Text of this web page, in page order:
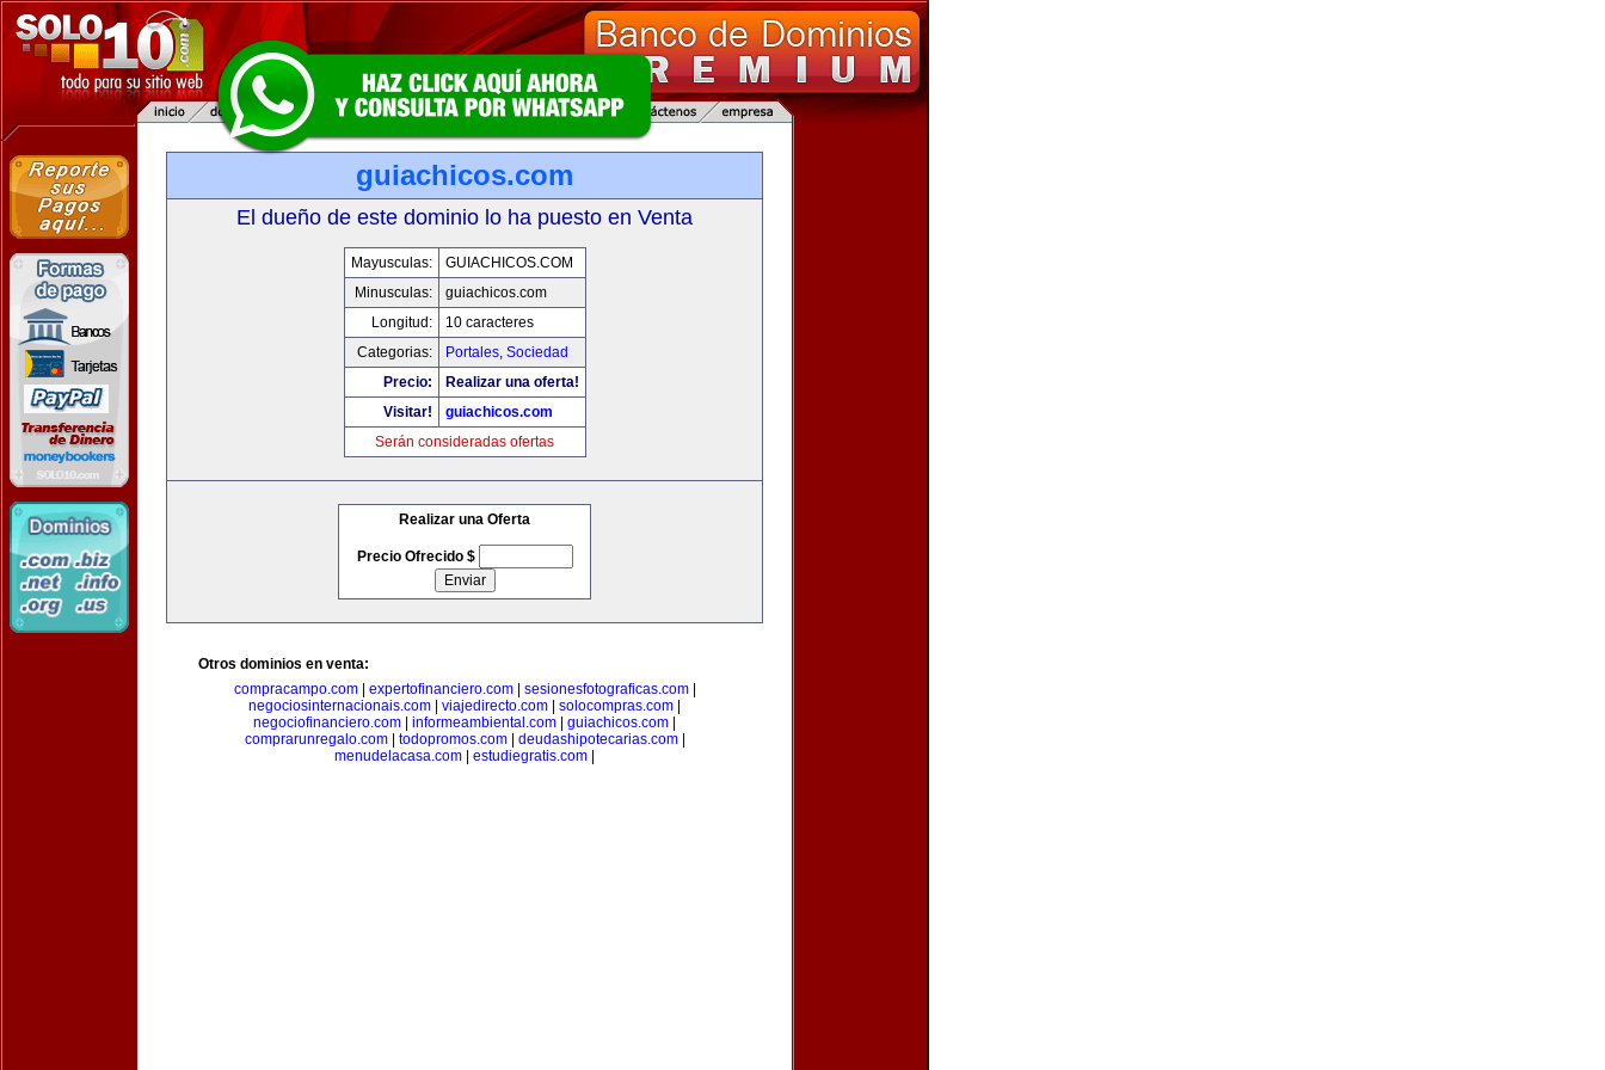
guiachicos.com
El dueño de este dominio lo ha puesto en Venta
Mayusculas:
GUIACHICOS.COM
Minusculas:
guiachicos.com
Longitud:
10 caracteres
Categorias:
Portales, Sociedad
Precio:
Realizar una oferta!
Visitar!
guiachicos.com
Serán consideradas ofertas
Realizar una Oferta
Precio Ofrecido $
Otros dominios en venta:
compracampo.com| expertofinanciero.com| sesionesfotograficas.com|
negociosinternacionais.com
viajedirecto.com solocompras.com
negociofinanciero.com
informeambiental.com guiachicos.com
comprarunregalo.com| todopromos.com| deudashipotecarias.com|
menudelacasa.com
estudiegratis.com